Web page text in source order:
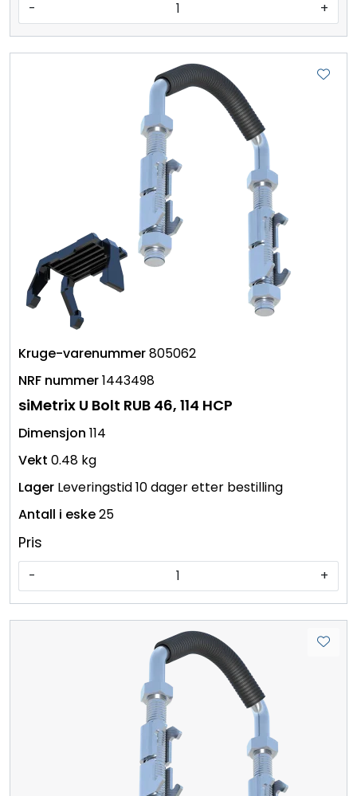
- +
805062
1443498
siMetrix U Bolt RUB 46, 114 HCP
114
0.48 kg
Leveringstid 10 dager etter bestilling
25
Pris
- +